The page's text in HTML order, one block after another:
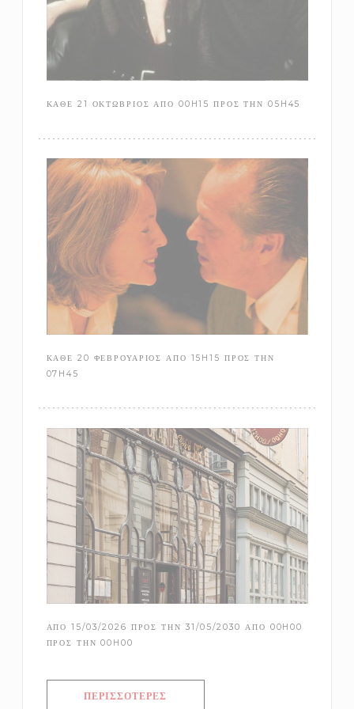
ΚΑΘΕ 21 ΟΚΤΏΒΡΙΟΣ ΑΠΌ 00H15 ΠΡΟΣ ΤΗΝ 05H45
ΚΑΘΕ 20 ΦΕΒΡΟΥΆΡΙΟΣ ΑΠΌ 15H15 ΠΡΟΣ ΤΗΝ
07H45
ΑΠΌ 15/03/2026 ΠΡΟΣ ΤΗΝ 31/05/2030 ΑΠΌ 00H00
ΠΡΟΣ ΤΗΝ 00H00
ΠΕΡΙΣΣΌΤΕΡΕΣ